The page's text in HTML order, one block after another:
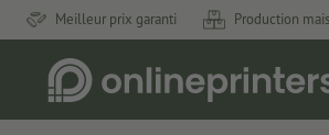
Meilleur prix garanti Production